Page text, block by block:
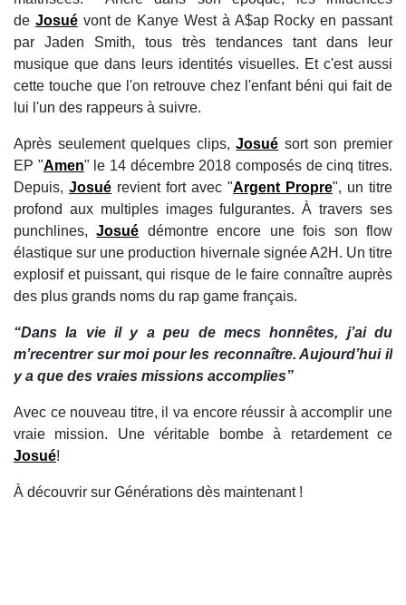
de Josuévont de Kanye West à A$ap Rocky en passant
par Jaden Smith, tous très tendances tant dans leur
musique que dans leurs identités visuelles. Et c'est aussi
cette touche que l'on retrouve chez l'enfant béni qui fait de
lui l'un des rappeurs à suivre.
Après seulement quelques clips,Josué sort son premier
EP "Amen" le 14 décembre 2018 composés de cinq titres.
Depuis, Josué revient fort avec "Argent Propre", un titre
profond aux multiples images fulgurantes. À travers ses
punchlines,Josué démontre encore une fois son flow
élastique sur une production hivernale signée A2H. Un titre
explosif et puissant, qui risque de le faire connaître auprès
des plus grands noms du rap game français.
“Dans la vie il y a peu de mecs honnêtes, j’ai du
m’recentrer sur moi pour les reconnaître. Aujourd’hui il
y a que des vraies missions accomplies”
Avec ce nouveau titre, il va encore réussir à accomplir une
vraie mission. Une véritable bombe à retardement ce
Josué!
À découvrir sur Générations dès maintenant !